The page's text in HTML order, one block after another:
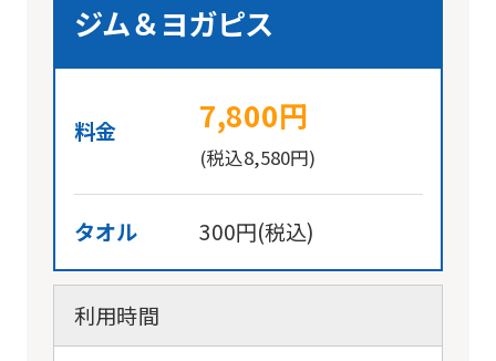
ジム＆ヨガピス
料金 7,800円
(税込8,580円)
タオル 300円(税込)
利用時間